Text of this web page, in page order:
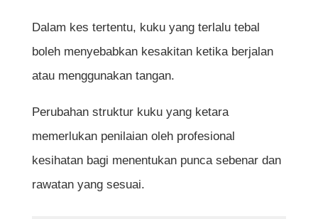
Dalam kes tertentu, kuku yang terlalu tebal
boleh menyebabkan kesakitan ketika berjalan
atau menggunakan tangan.
Perubahan struktur kuku yang ketara
memerlukan penilaian oleh profesional
kesihatan bagi menentukan punca sebenar dan
rawatan yang sesuai.